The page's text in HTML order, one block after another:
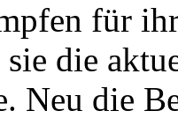
für
sie die
Neu die